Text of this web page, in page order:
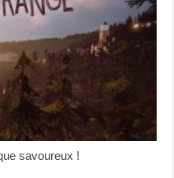
savoureux !